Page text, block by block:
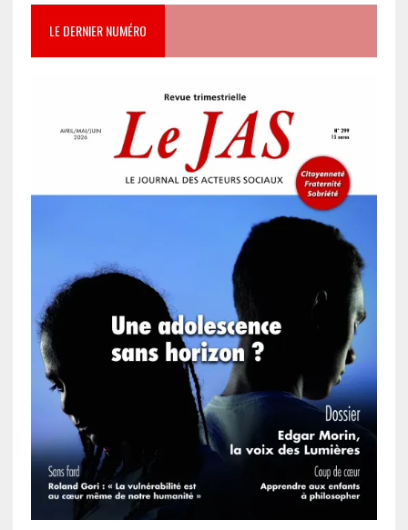
LE DERNIER NUMÉRO